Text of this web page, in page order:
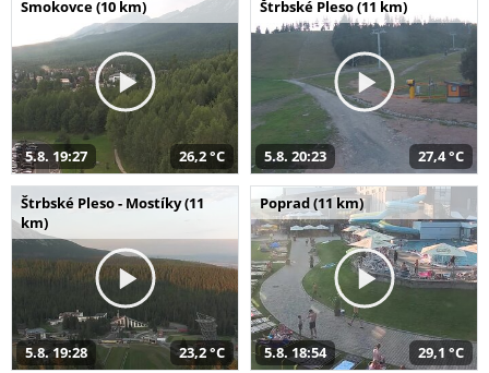
Smokovce (10 km)
5.8. 19:27 26,2 °C
Štrbské Pleso (11 km)
5.8. 20:23 27,4 °C
Štrbské Pleso - Mostíky (11
km)
5.8. 19:28 23,2 °C
Poprad (11 km)
5.8. 18:54 29,1 °C